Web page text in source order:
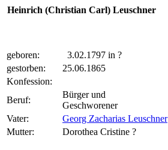
Heinrich (Christian Carl) Leuschner
geboren:
3.02.1797 in ?
gestorben:
25.06.1865
Konfession:
Beruf:
Bürger und
Geschworener
Vater:
Georg Zacharias Leuschner
Mutter:
Dorothea Cristine ?